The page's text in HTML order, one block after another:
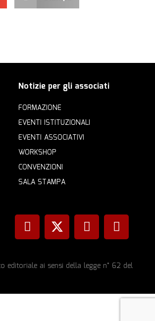
Notizie per gli associati
FORMAZIONE
EVENTI ISTITUZIONALI
EVENTI ASSOCIATIVI
WORKSHOP
CONVENZIONI
SALA STAMPA
ai sensi della legge n° 62 del